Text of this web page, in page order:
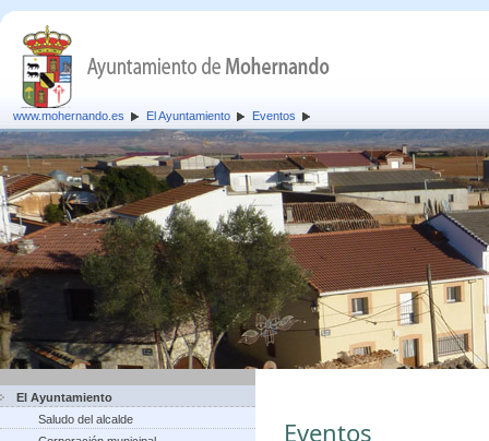
www.mohernando.es El Ayuntamiento Eventos
El Ayuntamiento
Saludo del alcalde
Eventos